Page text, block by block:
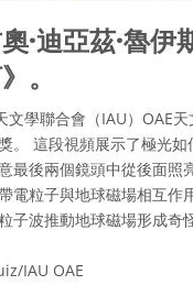
·迪亞茲·魯伊
。
文學聯合會（IAU）OAE
。 這段視頻展示了極光
最後兩個鏡頭中從後面照
電粒子與地球磁場相互作
子波推動地球磁場形成奇
IAU OAE